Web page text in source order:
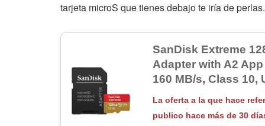
tarjeta microS que tienes debajo te iría de perlas.
SanDisk Extreme
Adapter with A2
160 MB/s, Class 10,
La oferta a la que hace
publico hace más de 30